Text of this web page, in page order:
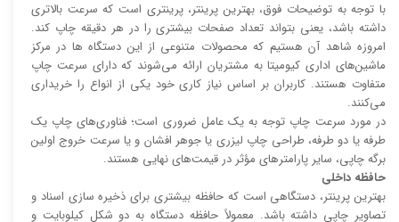
با توجه به توضیحات فوق، بهترین پرینتر، پرینتری است که سرعت بالا‌‌تری
داشته باشد، یعنی بتواند تعداد صفحات بیشتری را در هر دقیقه چاپ کند.
امروزه شاهد آن هستیم که محصولات متنوعی از این دستگاه ها در مرکز
ماشین‌های اداری کیومیتا به مشتریان ارائه می‌شوند که دارای سرعت چاپ
متفاوت هستند. کاربران بر اساس نیاز کاری خود یکی از انواع را خریداری
می‌کنند.
در مورد سرعت چاپ توجه به یک عامل ضروری است؛ فناوری‌های چاپ یک
طرفه یا دو طرفه، طراحی چاپ لیزری یا جوهر افشان و یا سرعت خروج اولین
برگه چاپی، سایر پارامتر‌های مؤثر در قیمت‌های نهایی هستند.
حافظه داخلی
بهترین پرینتر، دستگاهی است که حافظه بیشتری برای ذخیره سازی اسناد و
تصاویر چاپی داشته باشد. معمولاً حافظه دستگاه به دو شکل کیلوبایت و